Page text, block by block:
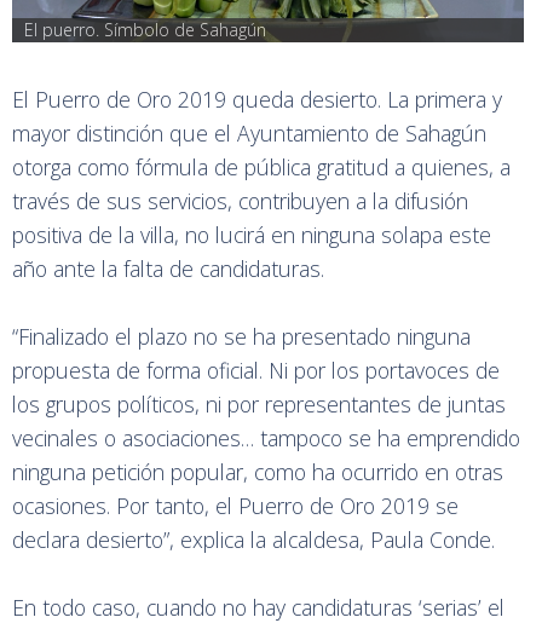
El puerro. Símbolo de Sahagún
El Puerro de Oro 2019 queda desierto. La primera y
mayor distinción que el Ayuntamiento de Sahagún
otorga como fórmula de pública gratitud a quienes, a
través de sus servicios, contribuyen a la difusión
positiva de la villa, no lucirá en ninguna solapa este
año ante la falta de candidaturas.
“Finalizado el plazo no se ha presentado ninguna
propuesta de forma oficial. Ni por los portavoces de
los grupos políticos, ni por representantes de juntas
vecinales o asociaciones… tampoco se ha emprendido
ninguna petición popular, como ha ocurrido en otras
ocasiones. Por tanto, el Puerro de Oro 2019 se
declara desierto”, explica la alcaldesa, Paula Conde.
En todo caso, cuando no hay candidaturas ‘serias’ el